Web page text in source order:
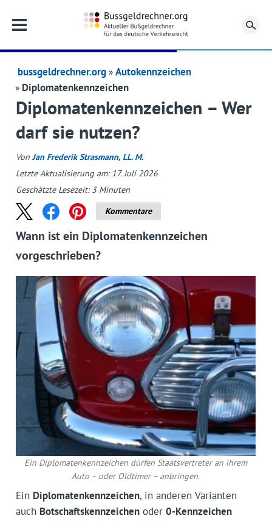
bussgeldrechner.org
Autokennzeichen
Diplomatenkennzeichen
Diplomatenkennzeichen – Wer
darf sie nutzen?
Von Jan Frederik Strasmann, LL. M.
Letzte Aktualisierung am: 17. Juli 2026
Geschätzte Lesezeit:3 Minuten
Kommentare
Wann ist ein Diplomatenkennzeichen
vorgeschrieben?
Ein Diplomatenkennzeichen dürfen Staatsvertreter an ihrem
Auto – oder Oldtimer – anbringen.
Ein Diplomatenkennzeichen, in anderen Varianten
auch Botschaftskennzeichenoder 0-Kennzeichen